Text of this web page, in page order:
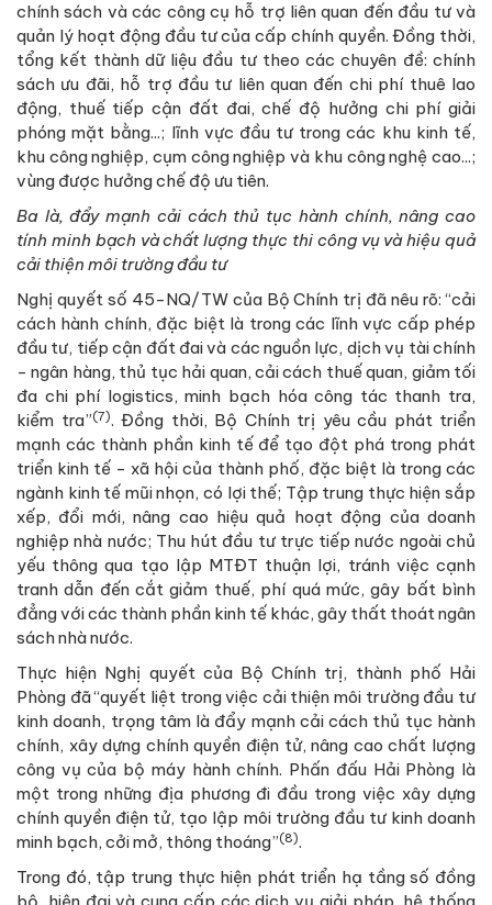
chính sách và các công cụ hỗ trợ liên quan đến đầu tư và
quản lý hoạt động đầu tư của cấp chính quyền. Đồng thời,
tổng kết thành dữ liệu đầu tư theo các chuyên đề: chính
sách ưu đãi, hỗ trợ đầu tư liên quan đến chi phí thuê lao
động, thuế tiếp cận đất đai, chế độ hưởng chi phí giải
phóng mặt bằng...; lĩnh vực đầu tư trong các khu kinh tế,
khu công nghiệp, cụm công nghiệp và khu công nghệ cao...;
vùng được hưởng chế độ ưu tiên.
Ba là, đẩy mạnh cải cách thủ tục hành chính, nâng cao
tính minh bạch và chất lượng thực thi công vụ và hiệu quả
cải thiện môi trường đầu tư
Nghị quyết số 45-NQ/TW của Bộ Chính trị đã nêu rõ: “cải
cách hành chính, đặc biệt là trong các lĩnh vực cấp phép
đầu tư, tiếp cận đất đai và các nguồn lực, dịch vụ tài chính
- ngân hàng, thủ tục hải quan, cải cách thuế quan, giảm tối
đa chi phí logistics, minh bạch hóa công tác thanh tra,
kiểm tra”(7). Đồng thời, Bộ Chính trị yêu cầu phát triển
mạnh các thành phần kinh tế để tạo đột phá trong phát
triển kinh tế - xã hội của thành phố, đặc biệt là trong các
ngành kinh tế mũi nhọn, có lợi thế; Tập trung thực hiện sắp
xếp, đổi mới, nâng cao hiệu quả hoạt động của doanh
nghiệp nhà nước; Thu hút đầu tư trực tiếp nước ngoài chủ
yếu thông qua tạo lập MTĐT thuận lợi, tránh việc cạnh
tranh dẫn đến cắt giảm thuế, phí quá mức, gây bất bình
đẳng với các thành phần kinh tế khác, gây thất thoát ngân
sách nhà nước.
Thực hiện Nghị quyết của Bộ Chính trị, thành phố Hải
Phòng đã “quyết liệt trong việc cải thiện môi trường đầu tư
kinh doanh, trọng tâm là đẩy mạnh cải cách thủ tục hành
chính, xây dựng chính quyền điện tử, nâng cao chất lượng
công vụ của bộ máy hành chính. Phấn đấu Hải Phòng là
một trong những địa phương đi đầu trong việc xây dựng
chính quyền điện tử, tạo lập môi trường đầu tư kinh doanh
minh bạch, cởi mở, thông thoáng”(8).
Trong đó, tập trung thực hiện phát triển hạ tầng số đồng